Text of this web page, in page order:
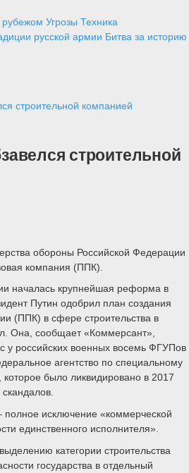
рубежом Угрозы Техника
русской армии Битва за историю
строительной компанией
строительной
обороны Российской Федерации
компания (ППК).
началась крупнейшая реформа в
Путин одобрил план создания
(ППК) в сфере строительства в
Она, сообщает «Коммерсант»,
у российских военных восемь ФГУПов
агентство по специальному
которое было ликвидировано в 2017
полное исключение «коммерческой
единственного исполнителя».
категории строительства
государства в отдельный